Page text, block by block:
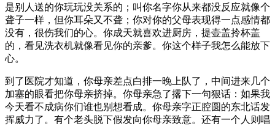
是别人送的你玩玩没关系的；叫你名字你从来都没反应就像个
聋子一样，但你耳朵又不聋；你对你的父母表现得一点感情都
没有，很伤我们的心。你成天就喜欢进厨房，提壶盖拎杯盖
的，看见洗衣机就像看见你的亲爹。你这个样子我怎么能放下
心。
到了医院才知道，你母亲差点白排一晚上队了，中间进来几个
加塞的眼看把你母亲挤掉。你母亲急了撂下一句狠话：如果我
今天看不成病你们谁也别想看成。你母亲字正腔圆的东北话发
挥威力了。有个老头脱下假发向你母亲致意。还有一个人则唱